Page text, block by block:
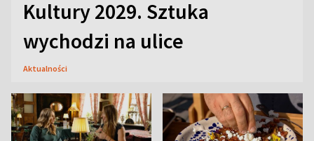
Kultury 2029. Sztuka
wychodzi na ulice
Aktualności